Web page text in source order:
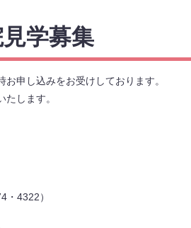
学募集
申し込みをお受けしております。
します。
・4322）